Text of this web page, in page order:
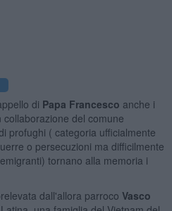
di Papa Francesco anche i
del comune
profughi ( categoria ufficialmente
o persecuzioni ma difficilmente
tornano alla memoria i
dall'allora parroco Vasco